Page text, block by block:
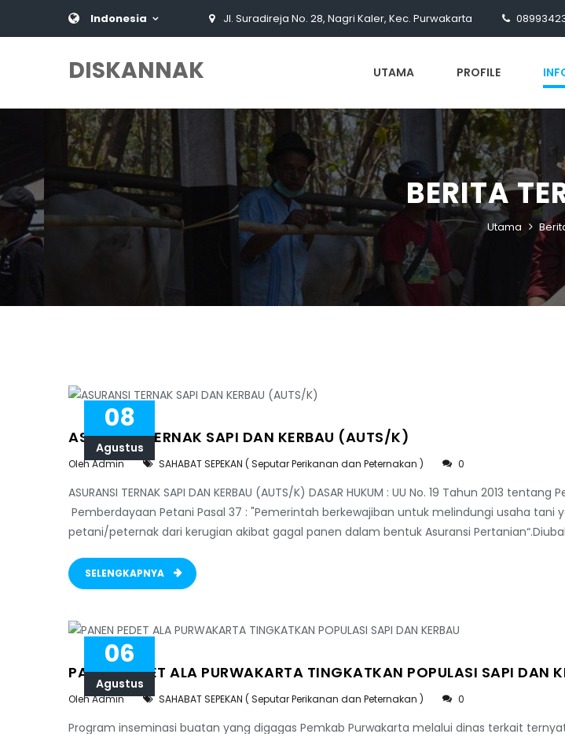
Indonesia Jl. Suradireja No. 28, Nagri Kaler, Kec. Purwakarta
DISKANNAK UTAMA PROFILE
BERITA
Utama
08
Agustus
ASURANSI TERNAK SAPI DAN KERBAU (AUTS/K)
Oleh Admin SAHABAT SEPEKAN ( Seputar Perikanan dan Peternakan ) 0
ASURANSI TERNAK SAPI DAN KERBAU (AUTS/K) DASAR HUKUM : UU No. 19 Tahun 2013
Pemberdayaan Petani Pasal 37 : "Pemerintah berkewajiban untuk melindungi usaha tani
petani/peternak dari kerugian akibat gagal panen dalam bentuk Asuransi
SELENGKAPNYA
06
Agustus
PANEN PEDET ALA PURWAKARTA TINGKATKAN POPULASI SAPI DAN
Oleh Admin SAHABAT SEPEKAN ( Seputar Perikanan dan Peternakan ) 0
Program inseminasi buatan yang digagas Pemkab Purwakarta melalui dinas terkait